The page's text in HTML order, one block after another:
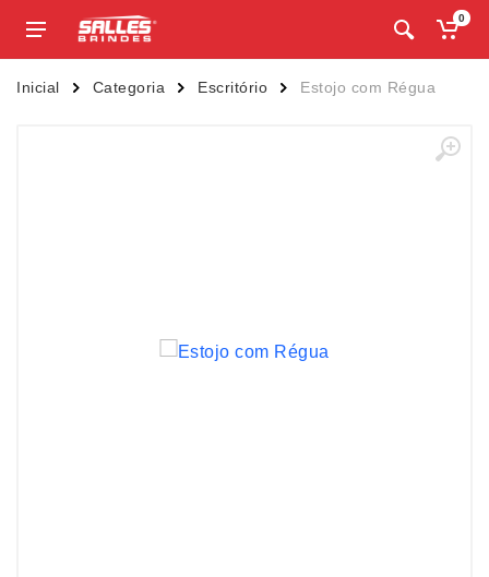
0
Inicial Categoria Escritório Estojo com Régua